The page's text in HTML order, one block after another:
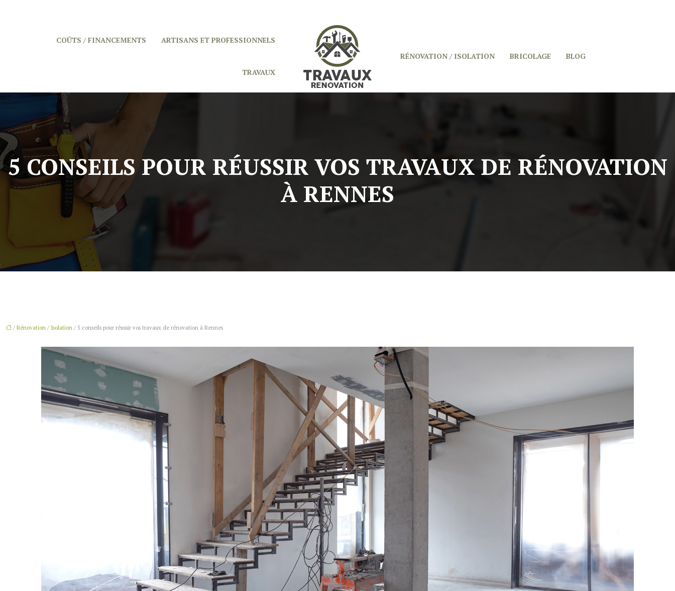
ARTISANS ET PROFESSIONNELS
COÛTS / FINANCEMENTS
TRAVAUX
RÉNOVATION / ISOLATION BRICOLAGE BLOG
5 CONSEILS POUR RÉUSSIR VOS TRAVAUX DE RÉNOVATION
À RENNES
/ Rénovation / Isolation / 5 conseils pour réussir vos travaux de rénovation à Rennes